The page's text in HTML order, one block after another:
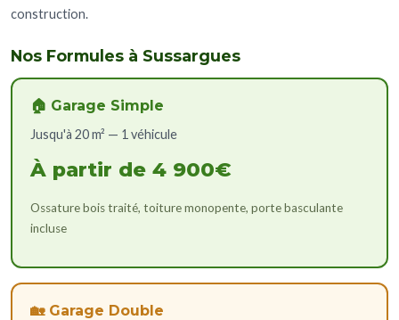
construction.
Nos Formules à Sussargues
🏠 Garage Simple
Jusqu'à 20 m² — 1 véhicule
À partir de 4 900€
Ossature bois traité, toiture monopente, porte basculante
incluse
🏡 Garage Double